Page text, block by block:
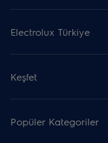
Electrolux Türkiye
Keşfet
Popüler Kategoriler